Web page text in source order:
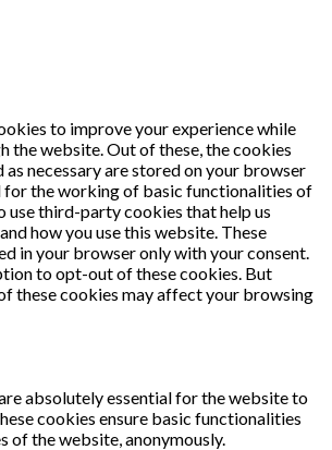
to improve your experience while
the website. Out of these, the cookies
necessary are stored on your browser
for the working of basic functionalities of
use third-party cookies that help us
how you use this website. These
in your browser only with your consent.
to opt-out of these cookies. But
these cookies may affect your browsing
absolutely essential for the website to
cookies ensure basic functionalities
of the website, anonymously.